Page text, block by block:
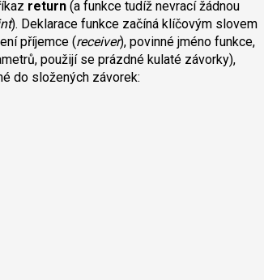
return (a funkce tudíž nevrací žádnou
). Deklarace funkce začíná klíčovým slovem
příjemce (receiver), povinné jméno funkce,
použijí se prázdné kulaté závorky),
do složených závorek: